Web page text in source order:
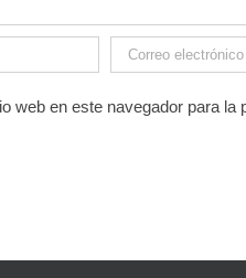
web en este navegador para la